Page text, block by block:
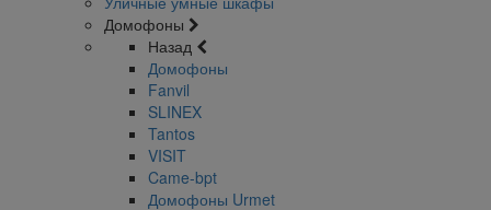
Домофоны
Назад
Домофоны
Fanvil
SLINEX
Tantos
VISIT
Came-bpt
Домофоны Urmet